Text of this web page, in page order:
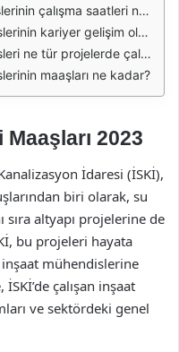
çalışma saatleri nasıldır?
gelişim olanakları nelerdir?
projelerde çalışmaktadır?
maaşları ne kadar?
2023
İdaresi (İSKİ),
biri olarak, su
altyapı projelerine de
bu projeleri hayata
mühendislerine
çalışan inşaat
ve sektördeki genel